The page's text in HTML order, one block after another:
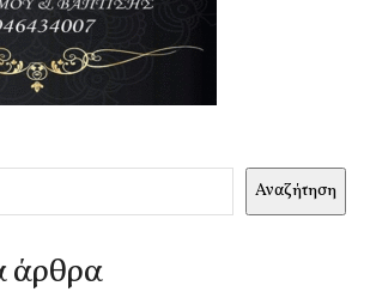
Αναζήτηση
άρθρα